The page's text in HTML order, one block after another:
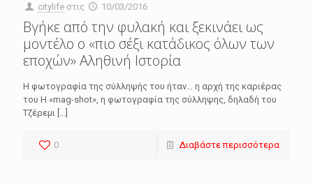
citylife στις 10/03/2016
Βγήκε από την φυλακή και ξεκινάει ως
μοντέλο ο «πιο σέξι κατάδικος όλων των
εποχών» Αληθινή Ιστορία
Η φωτογραφία της σύλληψής του ήταν… η αρχή της καριέρας
του Η «mag-shot», η φωτογραφία της σύλληψης, δηλαδή του
Τζέρεμι
0 Διαβάστε περισσότερα